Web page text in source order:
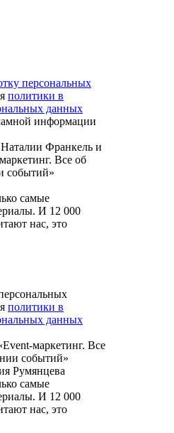
персональных
политики в
данных
информации
Франкель и
Все об
событий»
самые
И 12 000
нас, это
политики в
данных
маркетинг. Все
событий»
Румянцева
самые
И 12 000
нас, это